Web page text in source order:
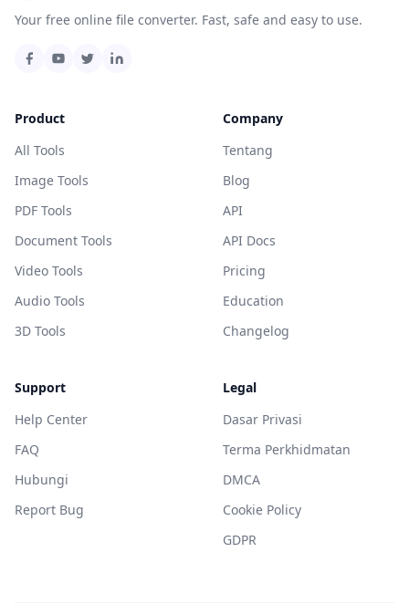
Your free online file converter. Fast, safe and easy to use.
Product
All Tools
Image Tools
PDF Tools
Document Tools
Video Tools
Audio Tools
3D Tools
Company
Tentang
Blog
API
API Docs
Pricing
Education
Changelog
Support
Help Center
FAQ
Hubungi
Report Bug
Legal
Dasar Privasi
Terma Perkhidmatan
DMCA
Cookie Policy
GDPR